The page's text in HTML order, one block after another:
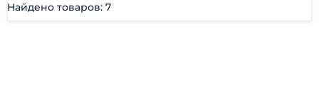
Найдено товаров: 7